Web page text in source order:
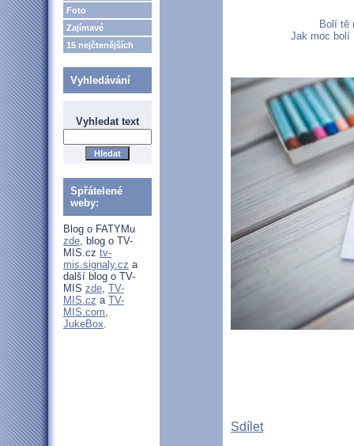
Foto
Zajímavé
15 nejčtenějších
Vyhledávání
Vyhledat text
Spřátelené
weby:
Blog o FATYMu
zde, blog o TV-
MIS.cz tv-
mis.signaly.cz a
další blog o TV-
MIS zde, TV-
MIS.cz a TV-
MIS.com,
JukeBox.
Bolí tě
Jak moc bolí
Sdílet